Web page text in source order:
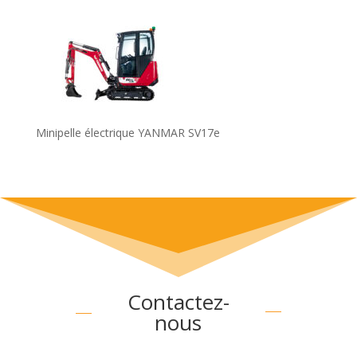
Minipelle électrique YANMAR SV17e
Contactez-
nous